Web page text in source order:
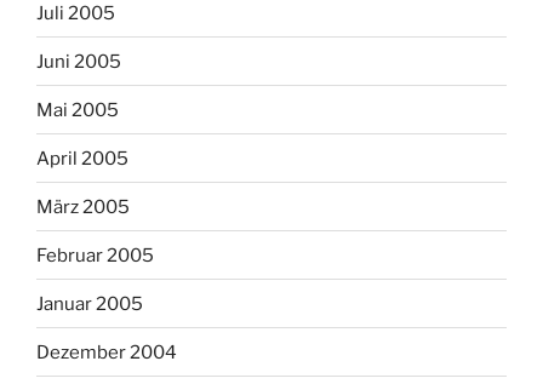
Juli 2005
Juni 2005
Mai 2005
April 2005
März 2005
Februar 2005
Januar 2005
Dezember 2004